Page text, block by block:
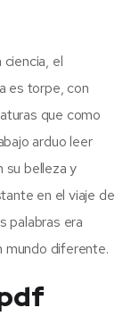
ciencia, el
es torpe, con
que como
arduo leer
su belleza y
en el viaje de
palabras era
mundo diferente.